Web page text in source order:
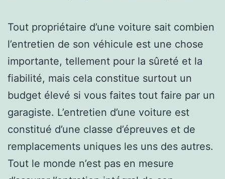
Tout propriétaire d’une voiture sait combien
l’entretien de son véhicule est une chose
importante, tellement pour la sûreté et la
fiabilité, mais cela constitue surtout un
budget élevé si vous faites tout faire par un
garagiste. L’entretien d’une voiture est
constitué d’une classe d’épreuves et de
remplacements uniques les uns des autres.
Tout le monde n’est pas en mesure